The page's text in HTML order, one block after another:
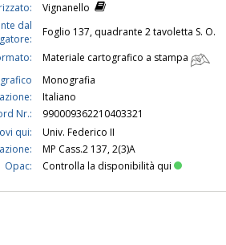
Vignanello
dal
Foglio 137, quadrante 2 tavoletta S. O.
Materiale cartografico a stampa
Monografia
Italiano
Nr.:
990009362210403321
qui:
Univ. Federico II
MP Cass.2 137, 2(3)A
Opac:
Controlla la disponibilità qui